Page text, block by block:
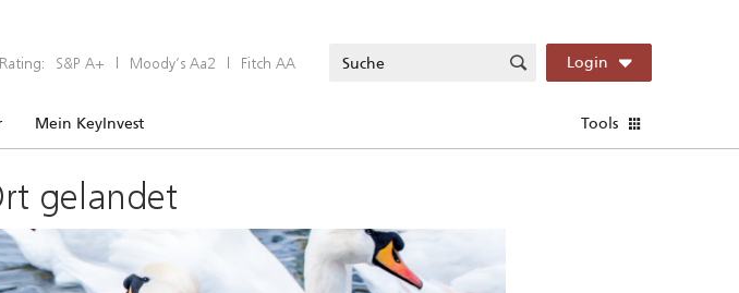
Rating: S&P A+ | Moody’s Aa2 | Fitch AA Login
Mein KeyInvest Tools
gelandet